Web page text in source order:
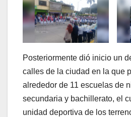
Posteriormente dió inicio un
calles de la ciudad en la que
alrededor de 11 escuelas de
secundaria y bachillerato, el
unidad deportiva de los